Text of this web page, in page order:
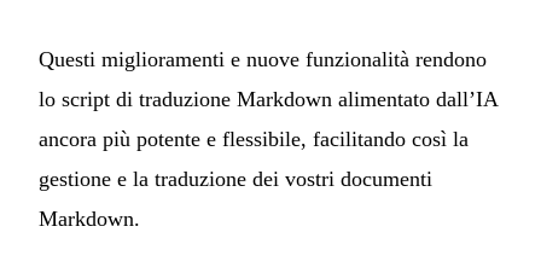
Questi miglioramenti e nuove funzionalità rendono
lo script di traduzione Markdown alimentato dall’IA
ancora più potente e flessibile, facilitando così la
gestione e la traduzione dei vostri documenti
Markdown.